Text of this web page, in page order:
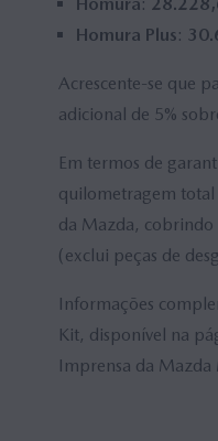
Homura Plus:
Acrescente-se que
adicional de 5%
Em termos de
quilometragem total
da Mazda, cobrindo
(exclui peças de
Informações
Kit, disponível na
Imprensa da